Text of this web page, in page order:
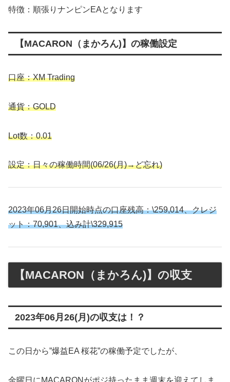
特徴：順張りナンピンEAとなります
【MACARON（まかろん)】の稼働設定
口座：XM Trading
通貨：GOLD
Lot数：0.01
設定：日々の稼働時間(06/26(月)→ど忘れ)
2023年06月26日開始時点の口座残高：\259,014、クレジ
ット：70,901、込み計\329,915
【MACARON（まかろん)】の収支
2023年06月26(月)の収支は！？
この日から”爆益EA 桜花”の稼働予定でしたが、